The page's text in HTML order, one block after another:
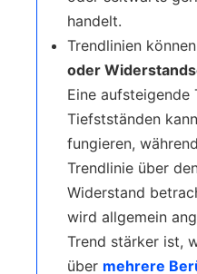
handelt.
Trendlinien
oder
Eine aufsteigende
Tiefstständen
fungieren,
Trendlinie über
Widerstand
wird allgemein
Trend stärker ist,
über mehrere